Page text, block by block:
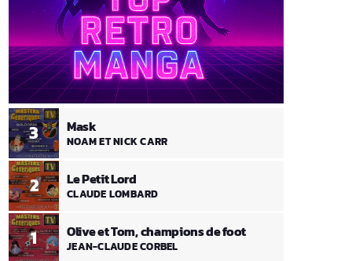
1 Olive et Tom, champions de foot
JEAN-CLAUDE CORBEL
2 Le Petit Lord
CLAUDE LOMBARD
3 Mask
NOAM ET NICK CARR